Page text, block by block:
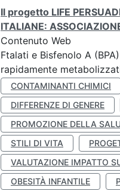
Il progetto LIFE
ITALIANE:
Contenuto Web
Ftalati e Bisfenolo A
rapidamente
CONTAMINANTI CHIMICI
DIFFERENZE DI GENERE
PROMOZIONE DELLA
STILI DI VITA
VALUTAZIONE IMPATTO
OBESITÀ INFANTILE